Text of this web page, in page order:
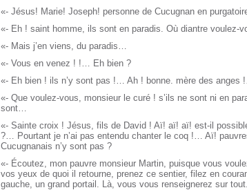
«- Jésus! Marie! Joseph! personne de Cucugnan en
«- Eh ! saint homme, ils sont en paradis. Où diantre voulez-
«- Mais j’en viens, du paradis…
«- Vous en venez ! !… Eh bien ?
«- Eh bien ! ils n’y sont pas !… Ah ! bonne. mère des anges
«- Que voulez-vous, monsieur le curé ! s’ils ne sont ni en
sont…
«- Sainte croix ! Jésus, fils de David ! Aï! aï! aï! est-il
?… Pourtant je n’ai pas entendu chanter le coq !… Aï!
Cucugnanais n’y sont pas ?
«- Écoutez, mon pauvre monsieur Martin, puisque vous
vos yeux de quoi il retourne, prenez ce sentier, filez en
gauche, un grand portail. Là, vous vous renseignerez sur